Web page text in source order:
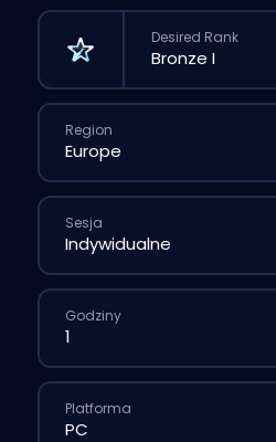
Desired Rank
Region
Sesja
Godziny
Platforma